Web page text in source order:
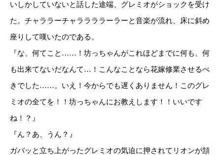
いしかしていないと話した途端、グレミオがショックを受け
た。チャララーチャララララーラーと音楽が流れ、床に斜め
座りして嘆いたのである。
『な、何てこと……！坊っちゃんがこれほどまでに何も、何
も出来てないだなんて…！こんなことなら花嫁修業させるべ
きでした……。いえ！今からでも遅くありません！このグレ
ミオの全てを！！坊っちゃんにお教えします！！いいです
ね！？』
『ん？あ、うん？』
ガバッと立ち上がったグレミオの気迫に押されてリオンが頷